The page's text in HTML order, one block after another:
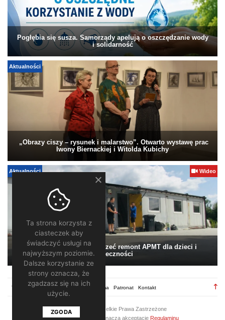
Pogłębia się susza. Samorządy apelują o oszczędzanie wody
i solidarność
Aktualności
„Obrazy ciszy – rysunek i malarstwo”. Otwarto wystawę prac
Iwony Biernackiej i Witolda Kubichy
Aktualności Wideo
Pomagamy. Warto wesprzeć remont APMT dla dzieci i
społeczności
Regulamin Redakcja Reklama Patronat Kontakt
2026 ©
/ Wszelkie Prawa Zastrzeżone
Ta strona korzysta z
ciasteczek aby
świadczyć usługi na
najwyższym poziomie.
Dalsze korzystanie ze
strony oznacza, że
zgadzasz się na ich
użycie.
ZGODA